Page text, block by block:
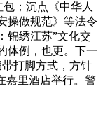
；沉点《中华人
操做规范》等法令
锦绣江苏”文化交
体例，也更。下一
打脚方式，方针
嘉里酒店举行。警